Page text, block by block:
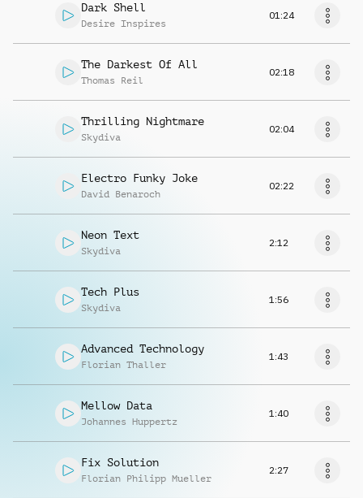
Dark Shell
Desire Inspires
01:24
The Darkest Of All
Thomas Reil
02:18
Thrilling Nightmare
Skydiva
02:04
Electro Funky Joke
David Benaroch
02:22
Neon Text
Skydiva
2:12
Tech Plus
Skydiva
1:56
Advanced Technology
Florian Thaller
1:43
Mellow Data
Johannes Huppertz
1:40
Fix Solution
Florian Philipp Mueller
2:27